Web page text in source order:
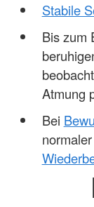
Stabile
Bis zum
Atmung
Bei